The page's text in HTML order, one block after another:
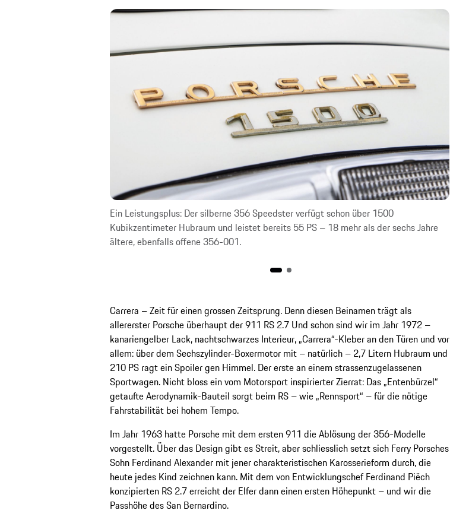
Ein Leistungsplus: Der silberne 356 Speedster verfügt schon über 1500
Kubikzentimeter Hubraum und leistet bereits 55 PS – 18 mehr als der sechs Jahre
ältere, ebenfalls offene 356-001.
Carrera – Zeit für einen grossen Zeitsprung. Denn diesen Beinamen trägt als
allererster Porsche überhaupt der 911 RS 2.7 Und schon sind wir im Jahr 1972 –
kanariengelber Lack, nachtschwarzes Interieur, „Carrera“-Kleber an den Türen und vor
allem: über dem Sechszylinder-Boxermotor mit – natürlich – 2,7 Litern Hubraum und
210 PS ragt ein Spoiler gen Himmel. Der erste an einem strassenzugelassenen
Sportwagen. Nicht bloss ein vom Motorsport inspirierter Zierrat: Das „Entenbürzel“
getaufte Aerodynamik-Bauteil sorgt beim RS – wie „Rennsport“ – für die nötige
Fahrstabilität bei hohem Tempo.
Im Jahr 1963 hatte Porsche mit dem ersten 911 die Ablösung der 356-Modelle
vorgestellt. Über das Design gibt es Streit, aber schliesslich setzt sich Ferry Porsches
Sohn Ferdinand Alexander mit jener charakteristischen Karosserieform durch, die
heute jedes Kind zeichnen kann. Mit dem von Entwicklungschef Ferdinand Piëch
konzipierten RS 2.7 erreicht der Elfer dann einen ersten Höhepunkt – und wir die
Passhöhe des San Bernardino.